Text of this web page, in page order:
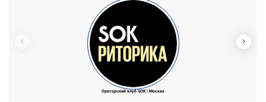
Ораторский клуб SOK | Москва